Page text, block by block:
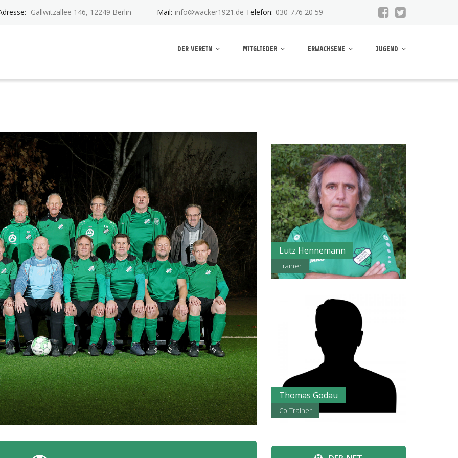
Gallwitzallee 146, 12249 Berlin Mail: info@wacker1921.de Telefon: 030-776 20 59
DER VEREIN MITGLIEDER ERWACHSENE JUGEND
Lutz Hennemann
Trainer
Thomas Godau
Co-Trainer